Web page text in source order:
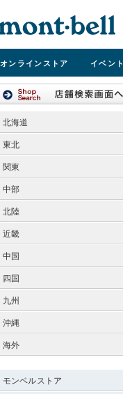
オンラインストア イベント
北海道
東北
関東
中部
北陸
近畿
中国
四国
九州
沖縄
海外
モンベルストア